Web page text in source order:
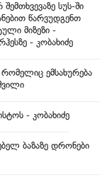
სუს-ში
წარვუდგენთ
მიზეზი -
- კობახიძე
ემსახურება
- კობახიძე
ბაზაზე დრონები